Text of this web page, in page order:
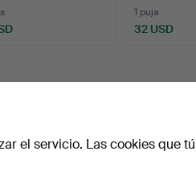
1 puja
32 USD
el servicio. Las cookies que tú